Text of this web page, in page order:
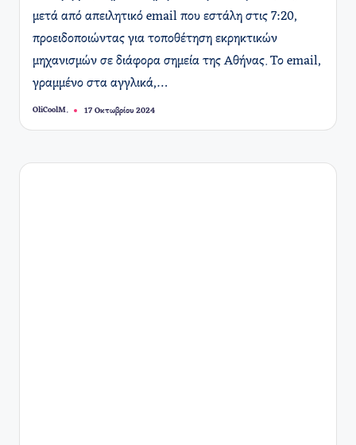
μετά από απειλητικό email που εστάλη στις 7:20,
προειδοποιώντας για τοποθέτηση εκρηκτικών
μηχανισμών σε διάφορα σημεία της Αθήνας. Το email,
γραμμένο στα αγγλικά,…
Συγγραφέας:
OliCoolM. 17 Οκτωβρίου 2024